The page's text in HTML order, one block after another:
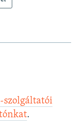
szolgáltatói
.